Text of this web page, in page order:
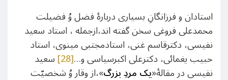
استادان و فرزانگانِ بسیاری دربارۀ فضل وُ فضیلت
محمدعلی فروغی سخن گفته اند،ازجمله ، استاد سعید
نفیسی، دکترقاسم غنی، استادمجتبی مینوی، استاد
حبیب یغمائی، دکترعلی اکبرسیاسی و…[28] سعید
نفیسی در مقالۀ«یک مردِ بزرگ»،از وقار وُ شخصیّت